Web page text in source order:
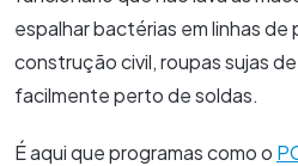
espalhar bactérias em linhas de
construção civil, roupas sujas
facilmente perto de soldas.
É aqui que programas como o